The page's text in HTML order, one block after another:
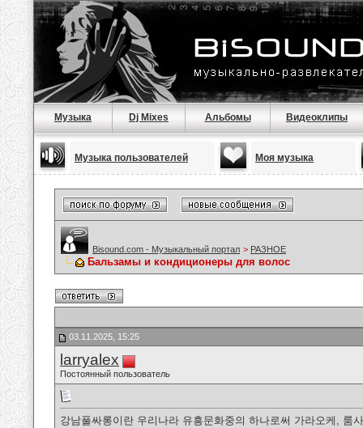
Музыка Dj Mixes Альбомы Видеоклипы
Музыка пользователей Моя музыка
Bisound.com - Музыкальный портал > РАЗНОЕ
Бальзамы и кондиционеры для волос
03.11.2025, 15:25
larryalex
Постоянный пользователь
강남풀싸롱이란 우리나라 유흥문화중의 하나로써 가라오케,